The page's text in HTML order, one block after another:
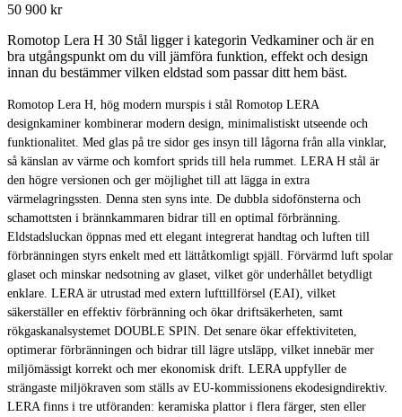
50 900 kr
Romotop Lera H 30 Stål ligger i kategorin Vedkaminer och är en
bra utgångspunkt om du vill jämföra funktion, effekt och design
innan du bestämmer vilken eldstad som passar ditt hem bäst.
Romotop Lera H, hög modern murspis i stål Romotop LERA
designkaminer kombinerar modern design, minimalistiskt utseende och
funktionalitet. Med glas på tre sidor ges insyn till lågorna från alla vinklar,
så känslan av värme och komfort sprids till hela rummet. LERA H stål är
den högre versionen och ger möjlighet till att lägga in extra
värmelagringssten. Denna sten syns inte. De dubbla sidofönsterna och
schamottsten i brännkammaren bidrar till en optimal förbränning.
Eldstadsluckan öppnas med ett elegant integrerat handtag och luften till
förbränningen styrs enkelt med ett lättåtkomligt spjäll. Förvärmd luft spolar
glaset och minskar nedsotning av glaset, vilket gör underhållet betydligt
enklare. LERA är utrustad med extern lufttillförsel (EAI), vilket
säkerställer en effektiv förbränning och ökar driftsäkerheten, samt
rökgaskanalsystemet DOUBLE SPIN. Det senare ökar effektiviteten,
optimerar förbränningen och bidrar till lägre utsläpp, vilket innebär mer
miljömässigt korrekt och mer ekonomisk drift. LERA uppfyller de
strängaste miljökraven som ställs av EU-kommissionens ekodesigndirektiv.
LERA finns i tre utföranden: keramiska plattor i flera färger, sten eller